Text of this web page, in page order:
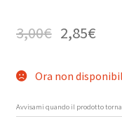
3,00€ 2,85€
Ora non
Avvisami quando il prodotto